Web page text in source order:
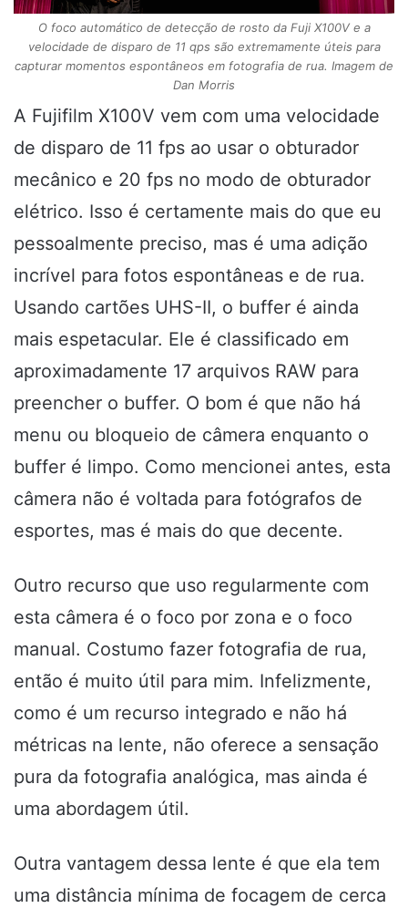
O foco automático de detecção de rosto da Fuji X100V e a
velocidade de disparo de 11 qps são extremamente úteis para
capturar momentos espontâneos em fotografia de rua. Imagem de
Dan Morris
A Fujifilm X100V vem com uma velocidade
de disparo de 11 fps ao usar o obturador
mecânico e 20 fps no modo de obturador
elétrico. Isso é certamente mais do que eu
pessoalmente preciso, mas é uma adição
incrível para fotos espontâneas e de rua.
Usando cartões UHS-II, o buffer é ainda
mais espetacular. Ele é classificado em
aproximadamente 17 arquivos RAW para
preencher o buffer. O bom é que não há
menu ou bloqueio de câmera enquanto o
buffer é limpo. Como mencionei antes, esta
câmera não é voltada para fotógrafos de
esportes, mas é mais do que decente.
Outro recurso que uso regularmente com
esta câmera é o foco por zona e o foco
manual. Costumo fazer fotografia de rua,
então é muito útil para mim. Infelizmente,
como é um recurso integrado e não há
métricas na lente, não oferece a sensação
pura da fotografia analógica, mas ainda é
uma abordagem útil.
Outra vantagem dessa lente é que ela tem
uma distância mínima de focagem de cerca